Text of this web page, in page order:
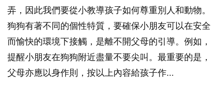
弄，因此我們要從小教導孩子如何尊重別人和動物。
狗狗有著不同的個性特質，要確保小朋友可以在安全
而愉快的環境下接觸，是離不開父母的引導。例如，
提醒小朋友在狗狗附近盡量不要尖叫。最重要的是，
父母亦應以身作則，按以上內容給孩子作...